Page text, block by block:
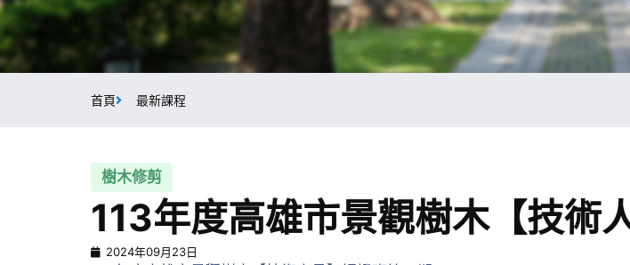
首頁 最新課程
樹⽊修剪
113年度高雄市景觀樹木【技術
2024年09月23日